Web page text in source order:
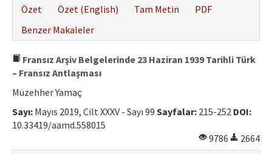
Özet
Özet (English) Tam Metin
PDF
Benzer Makaleler
Fransız Arşiv Belgelerinde 23 Haziran 1939 Tarihli Türk
– Fransız Antlaşması
Müzehher Yamaç
Sayı: Mayıs 2019, Cilt XXXV - Sayı 99 Sayfalar: 215-252 DOI:
10.33419/aamd.558015
9786
2664